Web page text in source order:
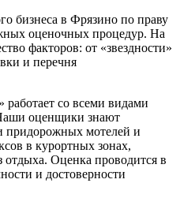
бизнеса в Фрязино по праву
оценочных процедур. На
факторов: от «звездности»
и перечня
со всеми видами
оценщики знают
придорожных мотелей и
в курортных зонах,
отдыха. Оценка проводится в
и достоверности